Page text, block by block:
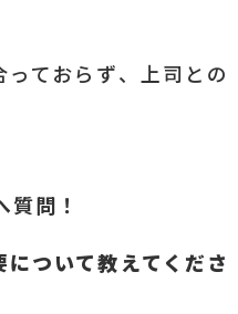
ておらず、上司との
問！
ついて教えてくださ